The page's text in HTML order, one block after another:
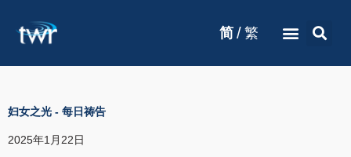
简 / 繁
妇女之光 - 每日祷告
2025年1月22日